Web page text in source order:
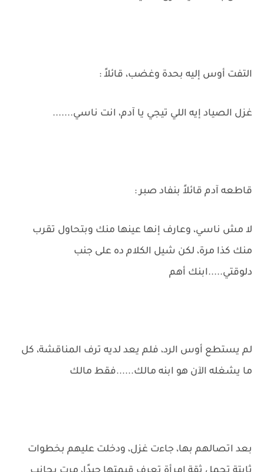
التفت أوس إليه بحدة وغضب، قائلاً :
غزل الصياد إيه اللي تيجي يا آدم، انت ناسي.......
قاطعه آدم قائلاً بنفاد صبر :
لا مش ناسي، وعارف إنها عينها منك وبتحاول تقرب
منك كذا مرة، لكن شيل الكلام ده على جنب
دلوقتي.....ابنك أهم
لم يستطع أوس الرد، فلم يعد لديه ترف المناقشة، كل
ما يشغله الآن هو ابنه مالك......فقط مالك
بعد اتصالهم بها، جاءت غزل، ودخلت عليهم بخطوات